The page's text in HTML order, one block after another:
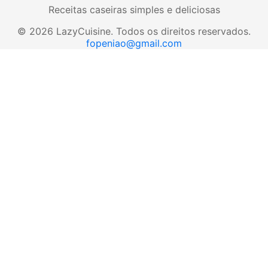
Receitas caseiras simples e deliciosas
© 2026 LazyCuisine. Todos os direitos reservados.
fopeniao@gmail.com